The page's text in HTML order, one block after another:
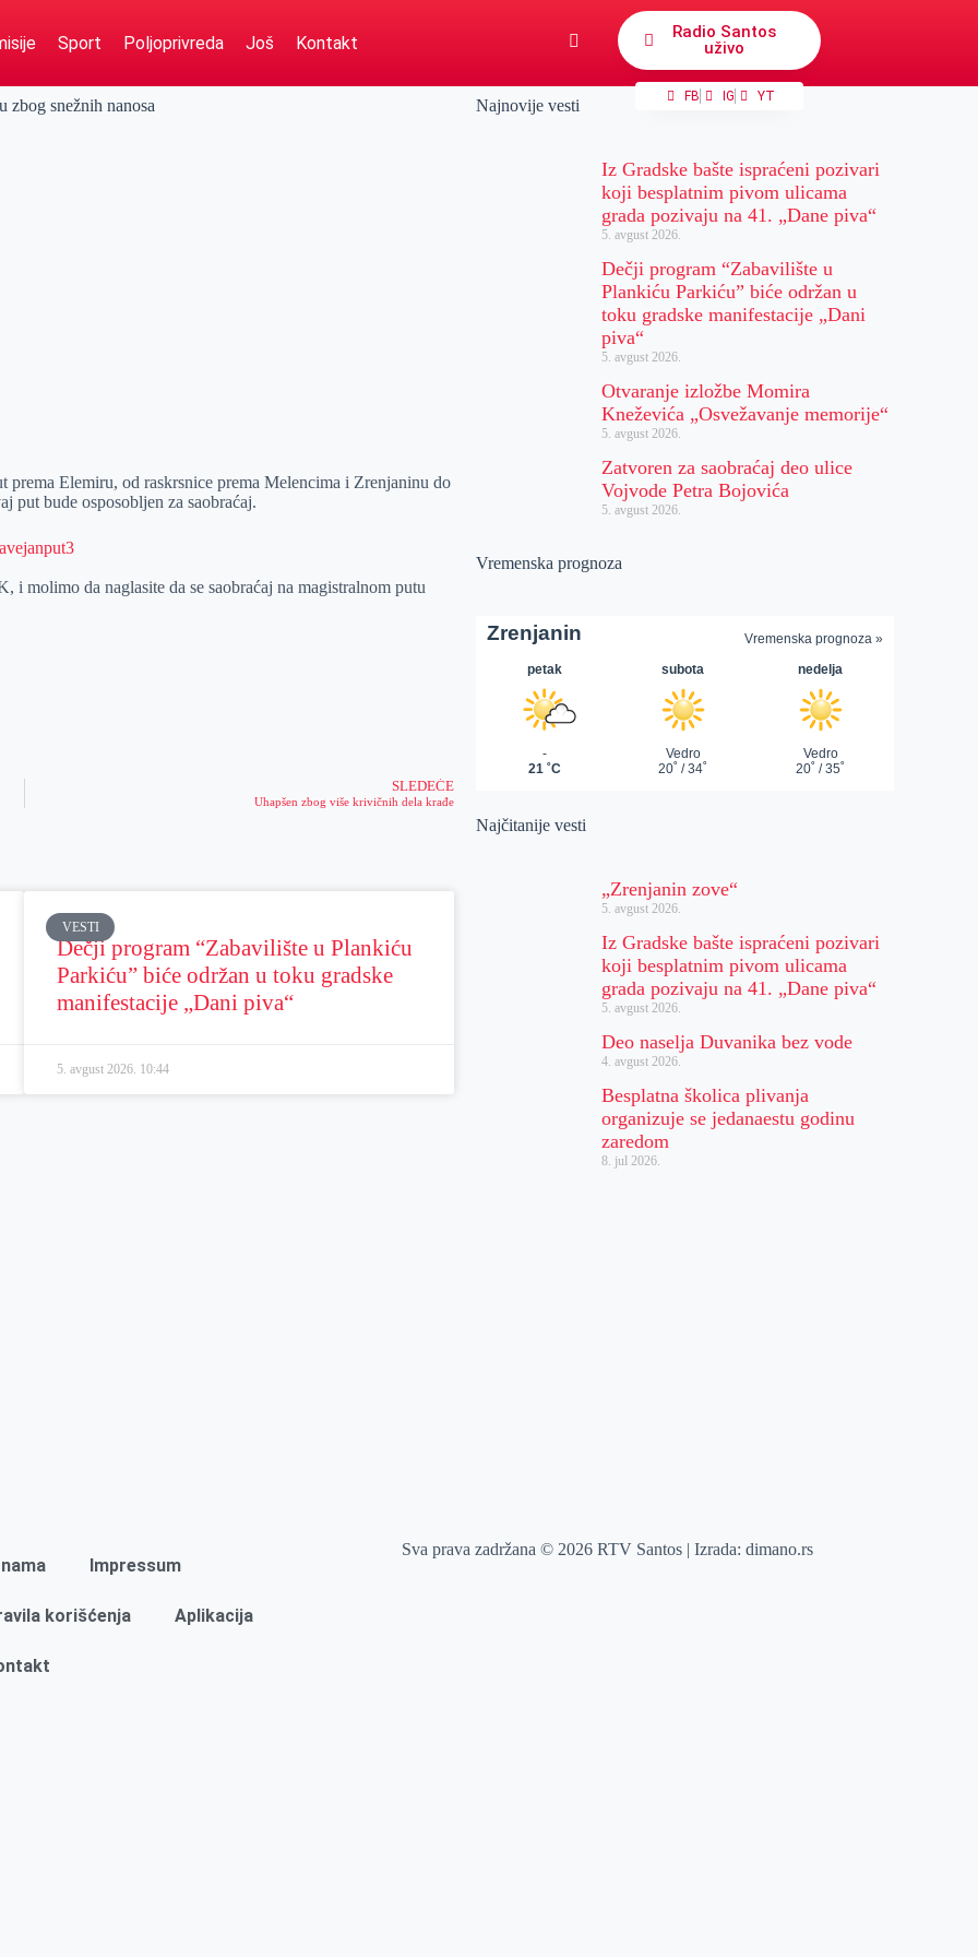
Sport Poljoprivreda Još Kontakt
Radio Santos
uživo
FB IG YT
zbog snežnih nanosa
prema Elemiru, od raskrsnice prema Melencima i Zrenjaninu do
put bude osposobljen za saobraćaj.
i molimo da naglasite da se saobraćaj na magistralnom putu
SLEDEĆE
Uhapšen zbog više krivičnih dela krađe
VESTI
Dečji program “Zabavilište u Plankiću
Parkiću” biće održan u toku gradske
manifestacije „Dani piva“
5. avgust 2026. 10:44
Najnovije vesti
Iz Gradske bašte ispraćeni pozivari
koji besplatnim pivom ulicama
grada pozivaju na 41. „Dane piva“
5. avgust 2026.
Dečji program “Zabavilište u
Plankiću Parkiću” biće održan u
toku gradske manifestacije „Dani
piva“
5. avgust 2026.
Otvaranje izložbe Momira
Kneževića „Osvežavanje memorije“
5. avgust 2026.
Zatvoren za saobraćaj deo ulice
Vojvode Petra Bojovića
5. avgust 2026.
Vremenska prognoza
Najčitanije vesti
„Zrenjanin zove“
5. avgust 2026.
Iz Gradske bašte ispraćeni pozivari
koji besplatnim pivom ulicama
grada pozivaju na 41. „Dane piva“
5. avgust 2026.
Deo naselja Duvanika bez vode
4. avgust 2026.
Besplatna školica plivanja
organizuje se jedanaestu godinu
zaredom
8. jul 2026.
Impressum
korišćenja Aplikacija
Sva prava zadržana © 2026 RTV Santos | Izrada:dimano.rs